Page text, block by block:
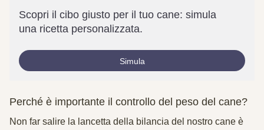
Scopri il cibo giusto per il tuo cane: simula
una ricetta personalizzata.
Simula
Perché è importante il controllo del peso del cane?
Non far salire la lancetta della bilancia del nostro cane è